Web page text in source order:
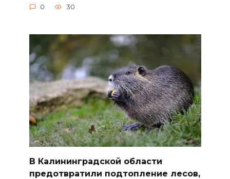
0 30
В Калининградской области
предотвратили подтопление лесов,